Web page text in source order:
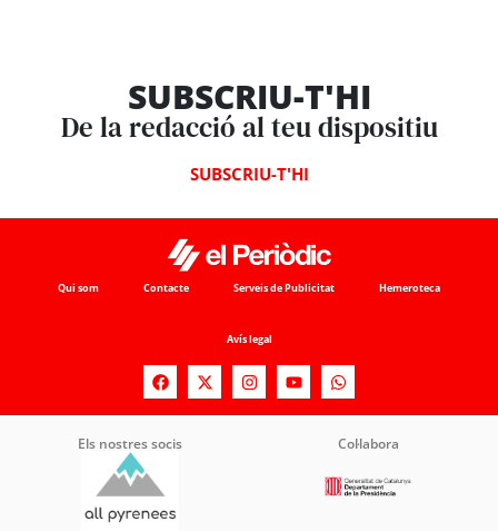
SUBSCRIU-T'HI
De la redacció al teu dispositiu
SUBSCRIU-T'HI
Qui som Contacte Serveis de Publicitat Hemeroteca
Avís legal
Els nostres socis Col·labora